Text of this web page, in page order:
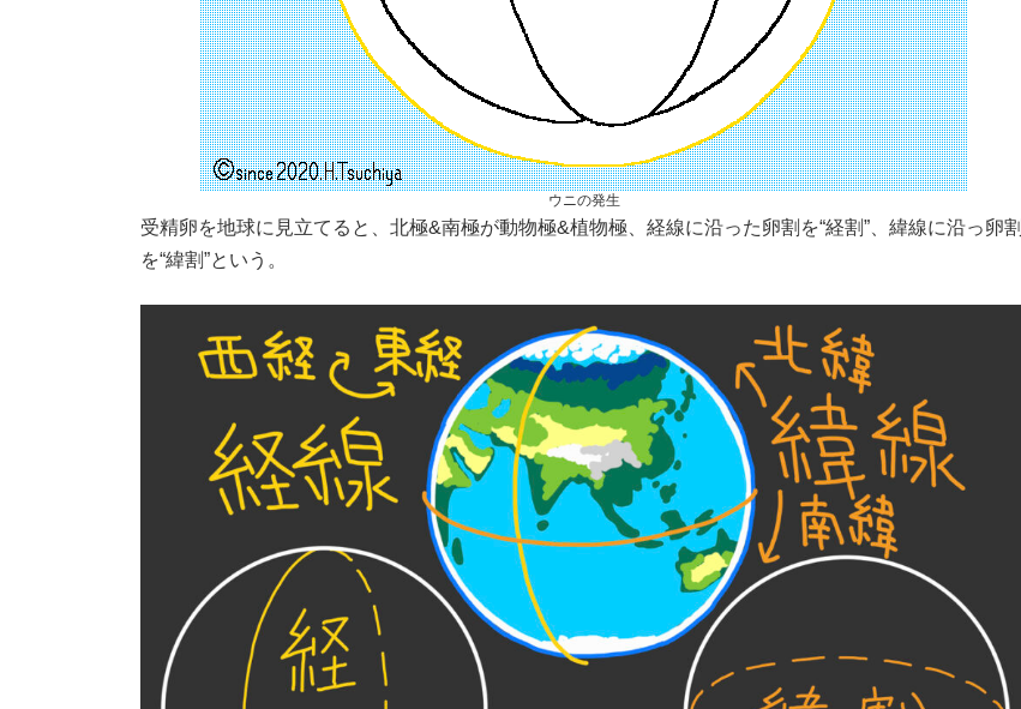
ウニの発生
受精卵を地球に見立てると、北極&南極が動物極&植物極、経線に沿った卵割を“経割”、緯線に沿っ卵割
を“緯割”という。